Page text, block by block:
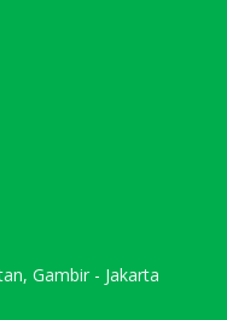
Gambir - Jakarta